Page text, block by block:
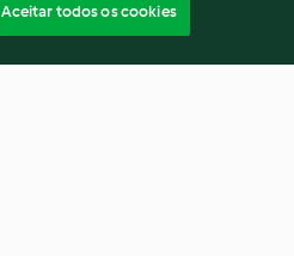
Aceitar todos os cookies